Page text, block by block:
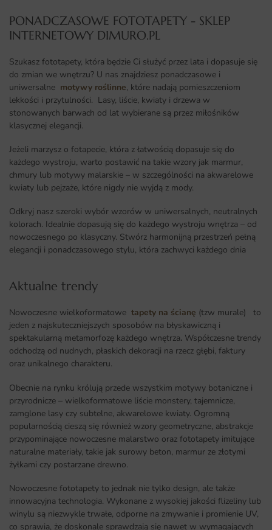
PONADCZASOWE FOTOTAPETY - SKLEP
INTERNETOWY DIMURO.PL​
Szukasz fototapety, która będzie Ci służyć przez lata i dopasuje się
do zmian we wnętrzu? U nas znajdziesz ponadczasowe i
uniwersalne motywy roślinne, które nadają pomieszczeniom
lekkości i przytulności. Lasy, liście, kwiaty i drzewa w
stonowanych barwach od lat wybierane są przez miłośników
klasycznej elegancji.
Jeżeli marzysz o fotapecie, która z łatwością dopasuje się do
każdego wystroju, warto postawić na takie wzory jak marmur,
chmury lub motywy malarskie – w szczególności na akwarelowe
kwiaty lub pejzaże, które nigdy nie wyjdą z mody.
Odkryj nasz szeroki wybór wzorów w uniwersalnych, neutralnych
kolorach. Idealnie dopasują się do każdego wystroju wnętrza – od
nowoczesnego po klasyczny. Stwórz harmonijną przestrzeń pełną
elegancji i ponadczasowego stylu, która zachwyci każdego dnia
Aktualne trendy​
Nowoczesne wielkoformatowe tapety na ścianę (tzw murale) to
jeden z najskuteczniejszych sposobów na błyskawiczną i
spektakularną metamorfozę każdego wnętrza. Współczesne trendy
odchodzą od nudnych, płaskich dekoracji na rzecz głębi, faktury
oraz unikalnego charakteru.
Obecnie na rynku królują przede wszystkim motywy botaniczne i
przyrodnicze – wielkoformatowe liście monstery, tajemnicze,
zamglone lasy czy subtelne, akwarelowe kwiaty. Ogromną
popularnością cieszą się również wzory geometryczne, abstrakcje
przypominające nowoczesne malarstwo oraz fototapety imitujące
naturalne materiały, takie jak surowy beton, marmur ze złotymi
żyłkami czy postarzane drewno.
Nowoczesne fototapety to jednak nie tylko design, ale także
innowacyjna technologia. Wykonane z wysokiej jakości flizeliny lub
winylu są niezwykle trwałe, odporne na zmywanie i promienie UV,
co sprawia, że doskonale sprawdzają się nawet w wymagających